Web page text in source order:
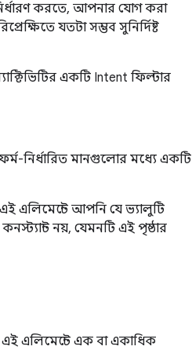
করতে, আপনার যোগ করা
যতটা সম্ভব সুনির্দিষ্ট
একটি Intent ফিল্টার
নির্ধারিত মানগুলোর মধ্যে একটি
এই এলিমেন্টে আপনি যে ভ্যালুটি
নয়, যেমনটি এই পৃষ্ঠার
এই এলিমেন্টে এক বা একাধিক